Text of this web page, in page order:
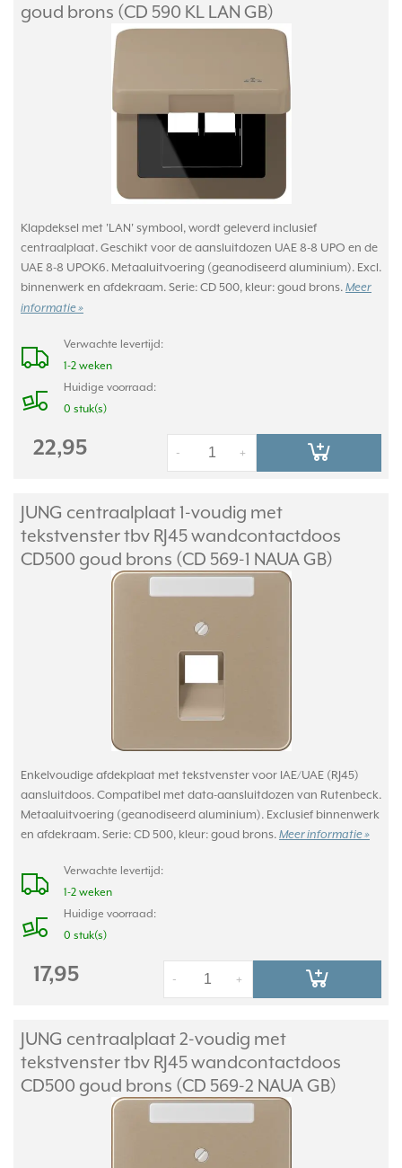
goud brons (CD 590 KL LAN GB)
Klapdeksel met 'LAN' symbool, wordt geleverd inclusief
centraalplaat. Geschikt voor de aansluitdozen UAE 8-8 UPO en de
UAE 8-8 UPOK6. Metaaluitvoering (geanodiseerd aluminium). Excl.
binnenwerk en afdekraam. Serie: CD 500, kleur: goud brons. Meer
informatie »
Verwachte levertijd:
1-2 weken
Huidige voorraad:
0 stuk(s)
22,95 +
-
JUNG centraalplaat 1-voudig met
tekstvenster tbv RJ45 wandcontactdoos
CD500 goud brons (CD 569-1 NAUA GB)
Enkelvoudige afdekplaat met tekstvenster voor IAE/UAE (RJ45)
aansluitdoos. Compatibel met data-aansluitdozen van Rutenbeck.
Metaaluitvoering (geanodiseerd aluminium). Exclusief binnenwerk
en afdekraam. Serie: CD 500, kleur: goud brons. Meer informatie »
Verwachte levertijd:
1-2 weken
Huidige voorraad:
0 stuk(s)
17,95 +
-
JUNG centraalplaat 2-voudig met
tekstvenster tbv RJ45 wandcontactdoos
CD500 goud brons (CD 569-2 NAUA GB)